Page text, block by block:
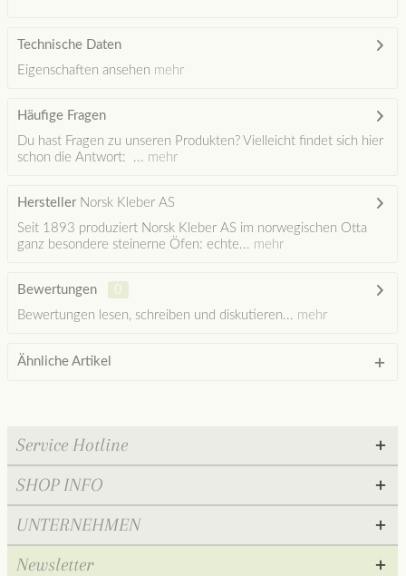
Technische Daten
Eigenschaften ansehen mehr
Häufige Fragen
Du hast Fragen zu unseren Produkten? Vielleicht findet sich hier
schon die Antwort: ... mehr
HerstellerNorsk Kleber AS
Seit 1893 produziert Norsk Kleber AS im norwegischen Otta
ganz besondere steinerne Öfen: echte... mehr
Bewertungen
0
Bewertungen lesen, schreiben und diskutieren... mehr
Ähnliche Artikel
Service Hotline
SHOP INFO
UNTERNEHMEN
Newsletter